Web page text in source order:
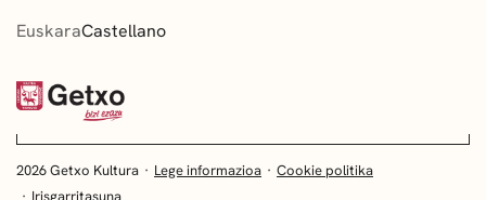
EuskaraCastellano
2026 Getxo Kultura Lege informazioa
Cookie politika
Irisgarritasuna